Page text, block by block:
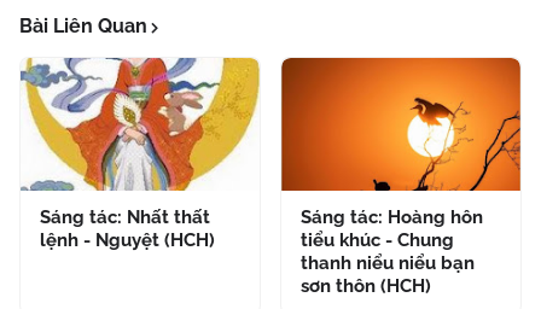
Bài Liên Quan
Sáng tác: Nhất thất
lệnh - Nguyệt (HCH)
Sáng tác: Hoàng hôn
tiểu khúc - Chung
thanh niểu niểu bạn
sơn thôn (HCH)